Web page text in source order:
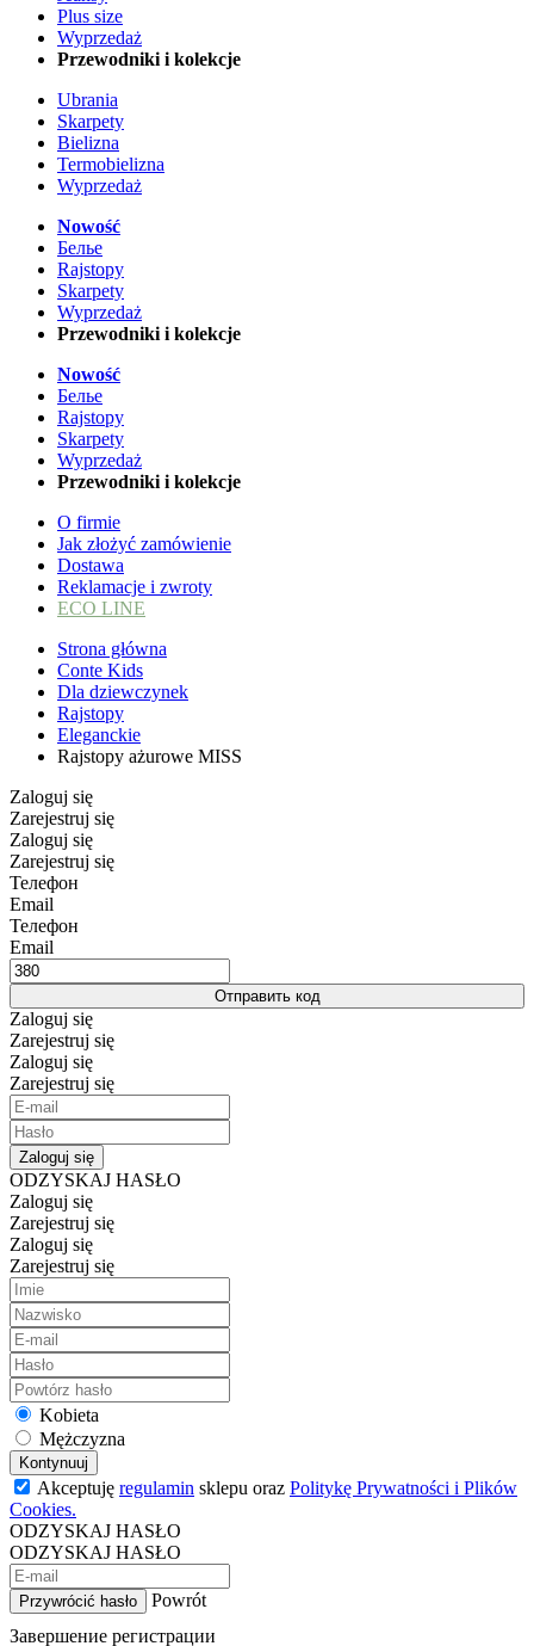
Plus size
Wyprzedaż
Przewodniki i kolekcje
Ubrania
Skarpety
Bielizna
Termobielizna
Wyprzedaż
Nowość
Белье
Rajstopy
Skarpety
Wyprzedaż
Przewodniki i kolekcje
Nowość
Белье
Rajstopy
Skarpety
Wyprzedaż
Przewodniki i kolekcje
O firmie
Jak złożyć zamówienie
Dostawa
Reklamacje i zwroty
ECO LINE
Strona główna
Conte Kids
Dla dziewczynek
Rajstopy
Eleganckie
Rajstopy ażurowe MISS
Zaloguj się
Zarejestruj się
Zaloguj się
Zarejestruj się
Телефон
Email
Телефон
Email
Отправить код
Zaloguj się
Zarejestruj się
Zaloguj się
Zarejestruj się
Zaloguj się
ODZYSKAJ HASŁO
Zaloguj się
Zarejestruj się
Zaloguj się
Zarejestruj się
Kobieta
Mężczyzna
Kontynuuj
Akceptuję regulamin sklepu oraz Politykę Prywatności i Plików
Cookies.
ODZYSKAJ HASŁO
ODZYSKAJ HASŁO
Przywrócić hasło
Powrót
Завершение регистрации